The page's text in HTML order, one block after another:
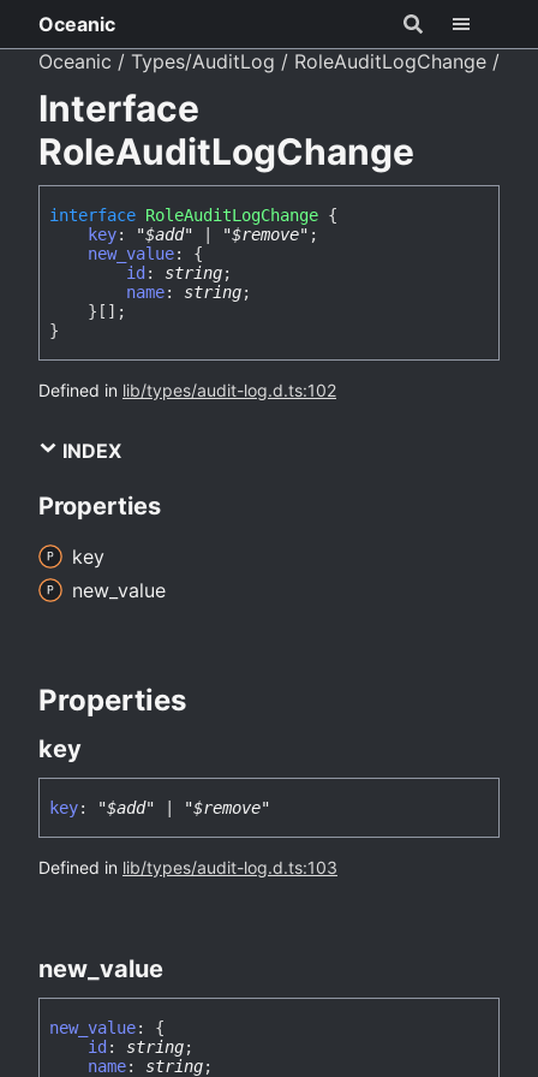
Oceanic
Oceanic
Types/AuditLog RoleAuditLogChange
Interface
RoleAuditLogChange
interface RoleAuditLogChange {
key: "$add" "$remove" ;
new_value: {
id : string;
name: string;
} [] ;
}
Defined in lib/types/audit-log.d.ts:102
INDEX
Properties
key
new_ value
Properties
key
key: "$add" "$remove"
Defined in lib/types/audit-log.d.ts:103
new_ value
new_ value:
{
id : string;
name: string;